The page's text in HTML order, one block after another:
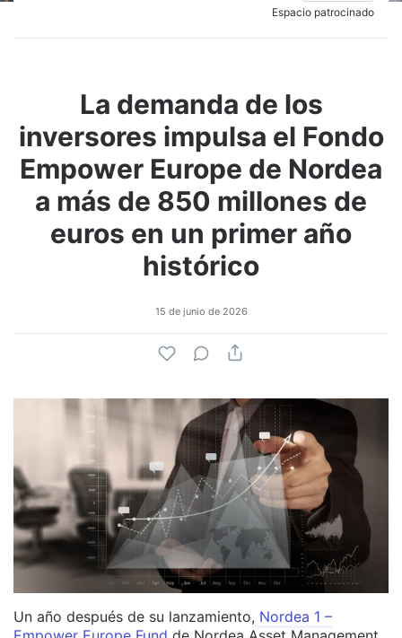
Espacio patrocinado
La demanda de los
inversores impulsa el Fondo
Empower Europe de Nordea
a más de 850 millones de
euros en un primer año
histórico
15 de junio de 2026
Un año después de su lanzamiento, Nordea 1 –